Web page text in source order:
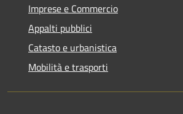
Imprese e Commercio
Appalti pubblici
Catasto e urbanistica
Mobilità e trasporti